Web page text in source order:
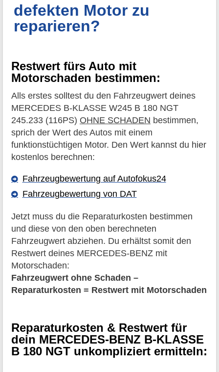
defekten Motor zu
reparieren?
Restwert fürs Auto mit
Motorschaden bestimmen:
Alls erstes solltest du den Fahrzeugwert deines
MERCEDES B-KLASSE W245 B 180 NGT
245.233 (116PS) OHNE SCHADEN bestimmen,
sprich der Wert des Autos mit einem
funktionstüchtigen Motor. Den Wert kannst du hier
kostenlos berechnen:
Fahrzeugbewertung auf Autofokus24
Fahrzeugbewertung von DAT
Jetzt muss du die Reparaturkosten bestimmen
und diese von den oben berechneten
Fahrzeugwert abziehen. Du erhältst somit den
Restwert deines MERCEDES-BENZ mit
Motorschaden:
Fahrzeugwert ohne Schaden –
Reparaturkosten = Restwert mit Motorschaden
Reparaturkosten & Restwert für
dein MERCEDES-BENZ B-KLASSE
B 180 NGT unkompliziert ermitteln: